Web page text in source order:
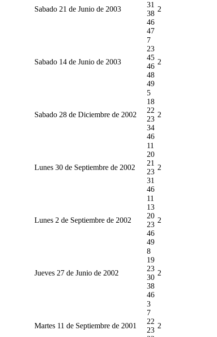
Sabado 21 de Junio de 2003
31
38
46
47
2
Sabado 14 de Junio de 2003
7
23
45
46
48
49
2
Sabado 28 de Diciembre de 2002
5
18
22
23
34
46
2
Lunes 30 de Septiembre de 2002
11
20
21
23
31
46
2
Lunes 2 de Septiembre de 2002
11
13
20
23
46
49
2
Jueves 27 de Junio de 2002
8
19
23
30
38
46
2
Martes 11 de Septiembre de 2001
3
7
22
23
2